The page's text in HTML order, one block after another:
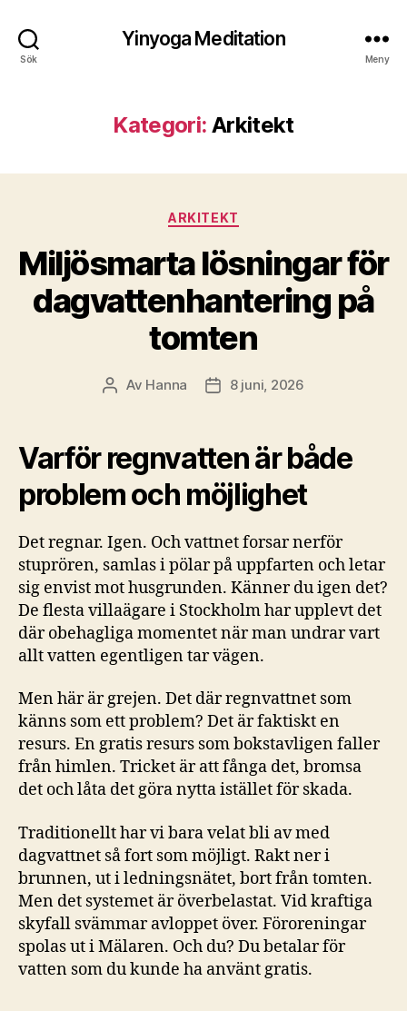
Sök
Yinyoga Meditation
Meny
Kategori: Arkitekt
Kategorier
ARKITEKT
Miljösmarta lösningar för
dagvattenhantering på
tomten
Inläggsförfattare
Av Hanna Inläggsdatum
8 juni, 2026
Varför regnvatten är både
problem och möjlighet
Det regnar. Igen. Och vattnet forsar nerför
stuprören, samlas i pölar på uppfarten och letar
sig envist mot husgrunden. Känner du igen det?
De flesta villaägare i Stockholm har upplevt det
där obehagliga momentet när man undrar vart
allt vatten egentligen tar vägen.
Men här är grejen. Det där regnvattnet som
känns som ett problem? Det är faktiskt en
resurs. En gratis resurs som bokstavligen faller
från himlen. Tricket är att fånga det, bromsa
det och låta det göra nytta istället för skada.
Traditionellt har vi bara velat bli av med
dagvattnet så fort som möjligt. Rakt ner i
brunnen, ut i ledningsnätet, bort från tomten.
Men det systemet är överbelastat. Vid kraftiga
skyfall svämmar avloppet över. Föroreningar
spolas ut i Mälaren. Och du? Du betalar för
vatten som du kunde ha använt gratis.